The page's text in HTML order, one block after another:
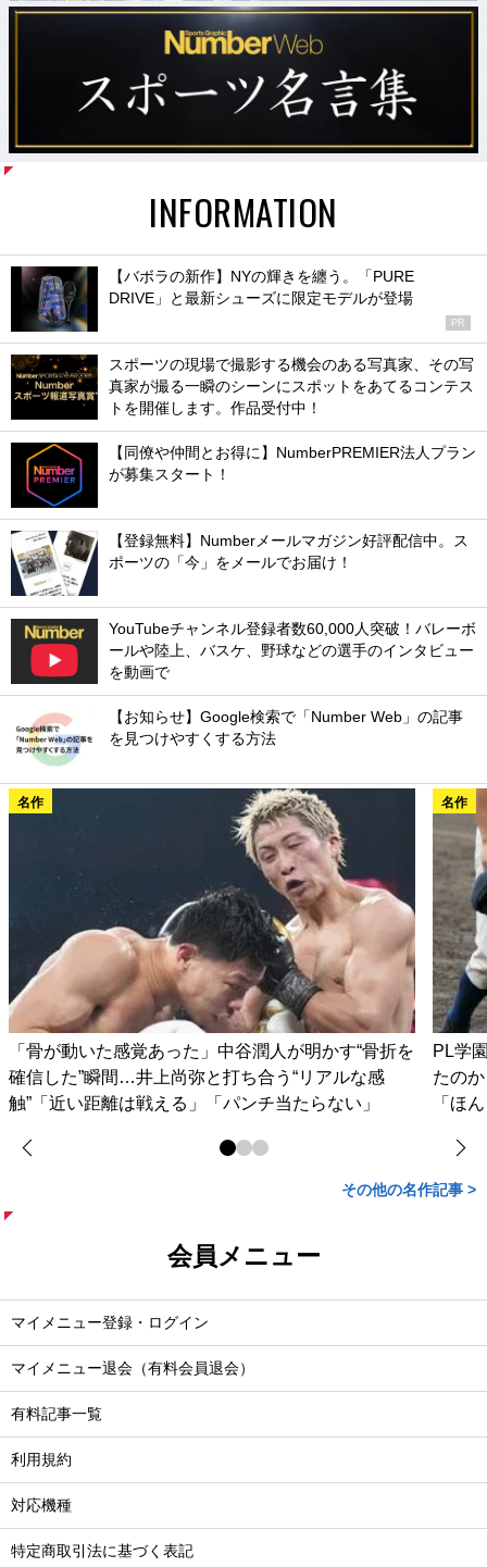
INFORMATION
【バボラの新作】NYの輝きを纏う。「PURE
DRIVE」と最新シューズに限定モデルが登場
PR
スポーツの現場で撮影する機会のある写真家、その写
真家が撮る一瞬のシーンにスポットをあてるコンテス
トを開催します。作品受付中！
【同僚や仲間とお得に】NumberPREMIER法人プラン
が募集スタート！
【登録無料】Numberメールマガジン好評配信中。ス
ポーツの「今」をメールでお届け！
YouTubeチャンネル登録者数60,000人突破！バレーボ
ールや陸上、バスケ、野球などの選手のインタビュー
を動画で
【お知らせ】Google検索で「Number Web」の記事
を見つけやすくする方法
名作
「骨が動いた感覚あった」中谷潤人が明かす“骨折を
確信した”瞬間…井上尚弥と打ち合う“リアルな感
触”「近い距離は戦える」「パンチ当たらない」
名作
PL学
たの
「ほ
その他の名作記事 >
会員メニュー
マイメニュー登録・ログイン
マイメニュー退会（有料会員退会）
有料記事一覧
利用規約
対応機種
特定商取引法に基づく表記